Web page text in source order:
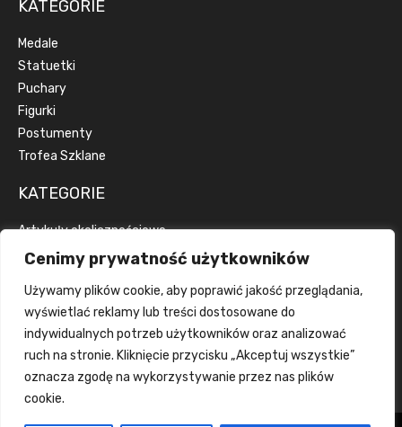
Cenimy prywatność użytkowników
Używamy plików cookie, aby poprawić jakość przeglądania,
wyświetlać reklamy lub treści dostosowane do
indywidualnych potrzeb użytkowników oraz analizować
ruch na stronie. Kliknięcie przycisku „Akceptuj wszystkie”
oznacza zgodę na wykorzystywanie przez nas plików
cookie.
KATEGORIE
Medale
Statuetki
Puchary
Figurki
Postumenty
Trofea Szklane
KATEGORIE
Artykuły okolicznościowe
Artykuły reklamowe
Emblematy
Wstążki
Grawerka